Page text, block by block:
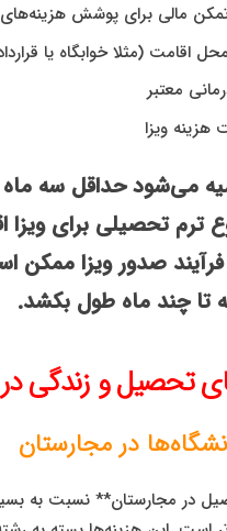
تمکن مالی برای پوشش
اقامت (مثلا خوابگاه یا
معتبر
هزینه ویزا
می‌شود حداقل سه ماه
ترم تحصیلی برای ویزا
فرآیند صدور ویزا ممکن
تا چند ماه طول بکشد.
تحصیل و زندگی
در مجارستان
در مجارستان** نسبت به